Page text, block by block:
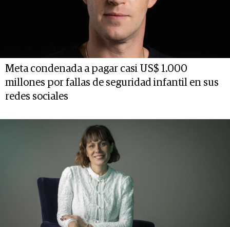
Meta condenada a pagar casi US$ 1.000
millones por fallas de seguridad infantil en sus
redes sociales